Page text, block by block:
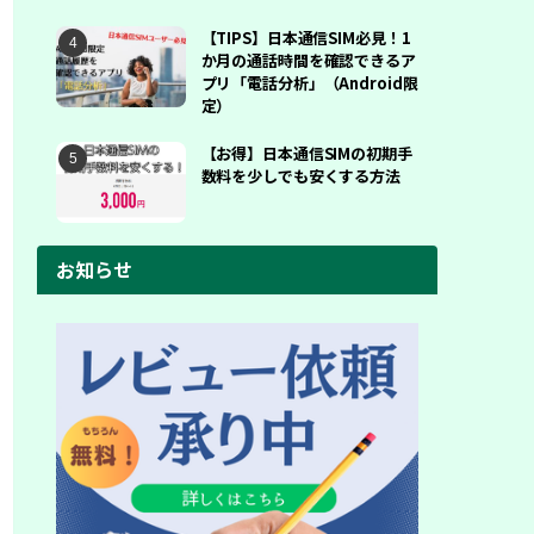
【TIPS】日本通信SIM必見！1
か月の通話時間を確認できるア
プリ「電話分析」（Android限
定）
【お得】日本通信SIMの初期手
数料を少しでも安くする方法
お知らせ